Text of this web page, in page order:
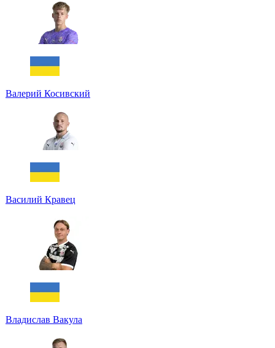
Валерий Косивский
Василий Кравец
Владислав Вакула